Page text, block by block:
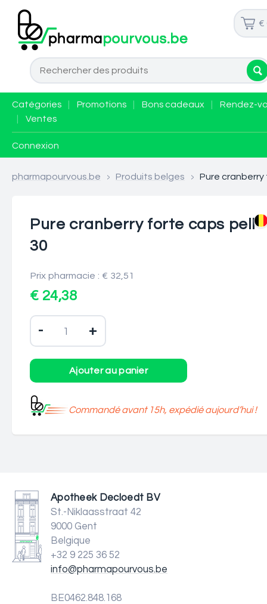
€
Catégories Promotions Bons cadeaux
Rendez-
Ventes
Connexion
pharmapourvous.be > Produits belges > Pure
Pure cranberry forte caps pell
30
Prix pharmacie : € 32,51
€ 24,38
- +
Commandé avant 15h, expédié aujourd’hui !
Apotheek Decloedt BV
St.-Niklaasstraat 42
9000 Gent
Belgique
+32 9 225 36 52
info@pharmapourvous.be
BE0462.848.168